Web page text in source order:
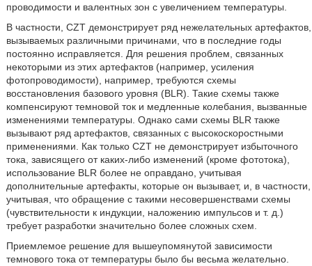
проводимости и валентных зон с увеличением температуры.
В частности, CZT демонстрирует ряд нежелательных артефактов,
вызываемых различными причинами, что в последние годы
постоянно исправляется. Для решения проблем, связанных
некоторыми из этих артефактов (например, усиления
фотопроводимости), например, требуются схемы
восстановления базового уровня (BLR). Такие схемы также
компенсируют темновой ток и медленные колебания, вызванные
изменениями температуры. Однако сами схемы BLR также
вызывают ряд артефактов, связанных с высокоскоростными
применениями. Как только CZT не демонстрирует избыточного
тока, зависящего от каких-либо изменений (кроме фототока),
использование BLR более не оправдано, учитывая
дополнительные артефакты, которые он вызывает, и, в частности,
учитывая, что обращение с такими несовершенствами схемы
(чувствительности к индукции, наложению импульсов и т. д.)
требует разработки значительно более сложных схем.
Приемлемое решение для вышеупомянутой зависимости
темнового тока от температуры было бы весьма желательно.